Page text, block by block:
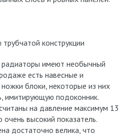
конструкции
радиаторы имеют необычный
есть навесные и
блоки, некоторые из них
имитирующую подоконник.
на давление максимум 13
высокий показатель.
достаточно велика, что